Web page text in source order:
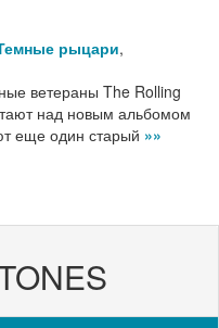
рыцари,
ветераны The Rolling
над новым альбомом
еще один старый »»